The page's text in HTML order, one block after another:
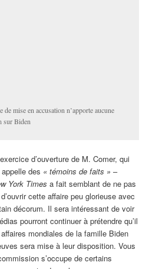
de mise en accusation n’apporte aucune
sur Biden
d’ouverture de M. Comer, qui
des « témoins de faits » –
York Times a fait semblant de ne pas
cette affaire peu glorieuse avec
décorum. Il sera intéressant de voir
pourront continuer à prétendre qu’il
mondiales de la famille Biden
sera mise à leur disposition. Vous
s’occupe de certains